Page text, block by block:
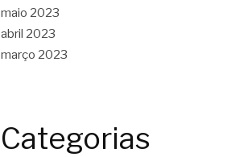
maio 2023
abril 2023
março 2023
Categorias